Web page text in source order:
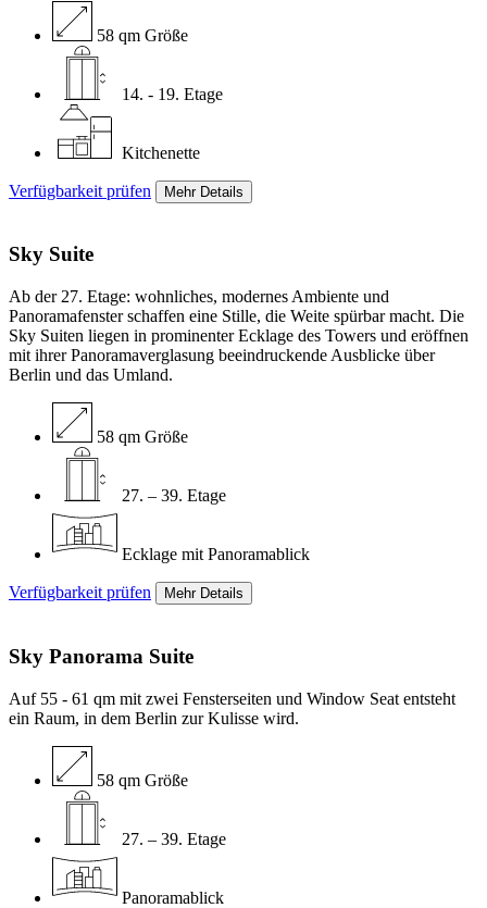
58 qm Größe
14. - 19. Etage
Kitchenette
Verfügbarkeit prüfen Mehr Details
Sky Suite
Ab der 27. Etage: wohnliches, modernes Ambiente und
Panoramafenster schaffen eine Stille, die Weite spürbar macht. Die
Sky Suiten liegen in prominenter Ecklage des Towers und eröffnen
mit ihrer Panoramaverglasung beeindruckende Ausblicke über
Berlin und das Umland.
58 qm Größe
27. – 39. Etage
Ecklage mit Panoramablick
Verfügbarkeit prüfen Mehr Details
Sky Panorama Suite
Auf 55 - 61 qm mit zwei Fensterseiten und Window Seat entsteht
ein Raum, in dem Berlin zur Kulisse wird.
58 qm Größe
27. – 39. Etage
Panoramablick